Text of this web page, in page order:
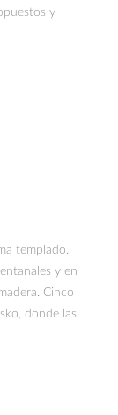
y
templado.
y en
Cinco
donde las